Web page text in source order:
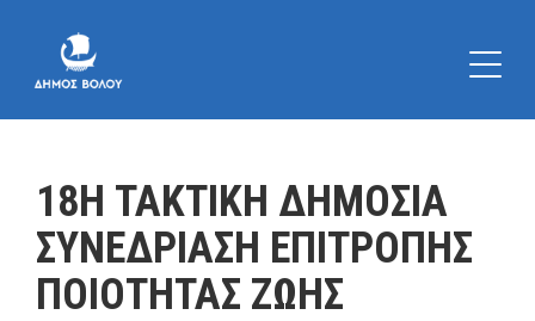
18Η ΤΑΚΤΙΚΗ ΔΗΜΟΣΙΑ
ΣΥΝΕΔΡΙΑΣΗ ΕΠΙΤΡΟΠΗΣ
ΠΟΙΟΤΗΤΑΣ ΖΩΗΣ